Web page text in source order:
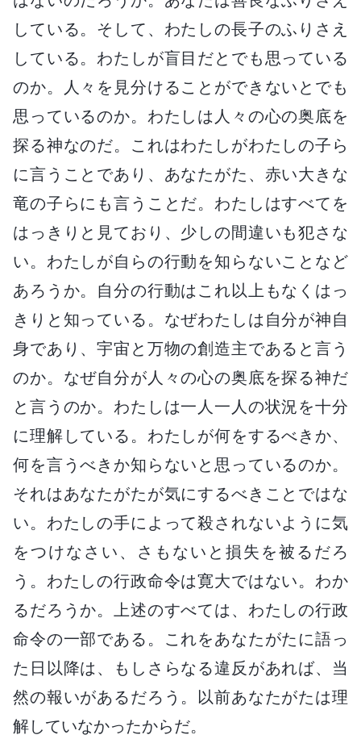
している。そして、わたしの長子のふりさえ
している。わたしが盲目だとでも思っている
のか。人々を見分けることができないとでも
思っているのか。わたしは人々の心の奥底を
探る神なのだ。これはわたしがわたしの子ら
に言うことであり、あなたがた、赤い大きな
竜の子らにも言うことだ。わたしはすべてを
はっきりと見ており、少しの間違いも犯さな
い。わたしが自らの行動を知らないことなど
あろうか。自分の行動はこれ以上もなくはっ
きりと知っている。なぜわたしは自分が神自
身であり、宇宙と万物の創造主であると言う
のか。なぜ自分が人々の心の奥底を探る神だ
と言うのか。わたしは一人一人の状況を十分
に理解している。わたしが何をするべきか、
何を言うべきか知らないと思っているのか。
それはあなたがたが気にするべきことではな
い。わたしの手によって殺されないように気
をつけなさい、さもないと損失を被るだろ
う。わたしの行政命令は寛大ではない。わか
るだろうか。上述のすべては、わたしの行政
命令の一部である。これをあなたがたに語っ
た日以降は、もしさらなる違反があれば、当
然の報いがあるだろう。以前あなたがたは理
解していなかったからだ。